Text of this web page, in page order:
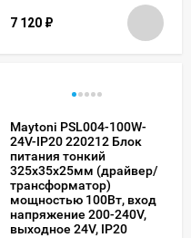
7 120 ₽
Maytoni PSL004-100W-
24V-IP20 220212 Блок
питания тонкий
325x35x25мм (драйвер/
трансформатор)
мощностью 100Вт, вход
напряжение 200-240V,
выходное 24V, IP20